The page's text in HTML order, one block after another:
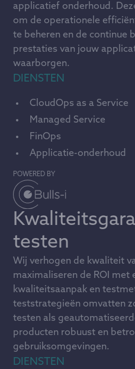
applicatief onderhoud.
om de operationele
te beheren en de continue
prestaties van jouw
waarborgen.
DIENSTEN
CloudOps as a Service
Managed Service
FinOps
Applicatie-onderhoud
POWERED BY
testen
Wij verhogen de kwaliteit
maximaliseren de ROI met
kwaliteitsaanpak en
teststrategieën omvatten
testen als
producten robuust en
gebruiksomgevingen.
DIENSTEN